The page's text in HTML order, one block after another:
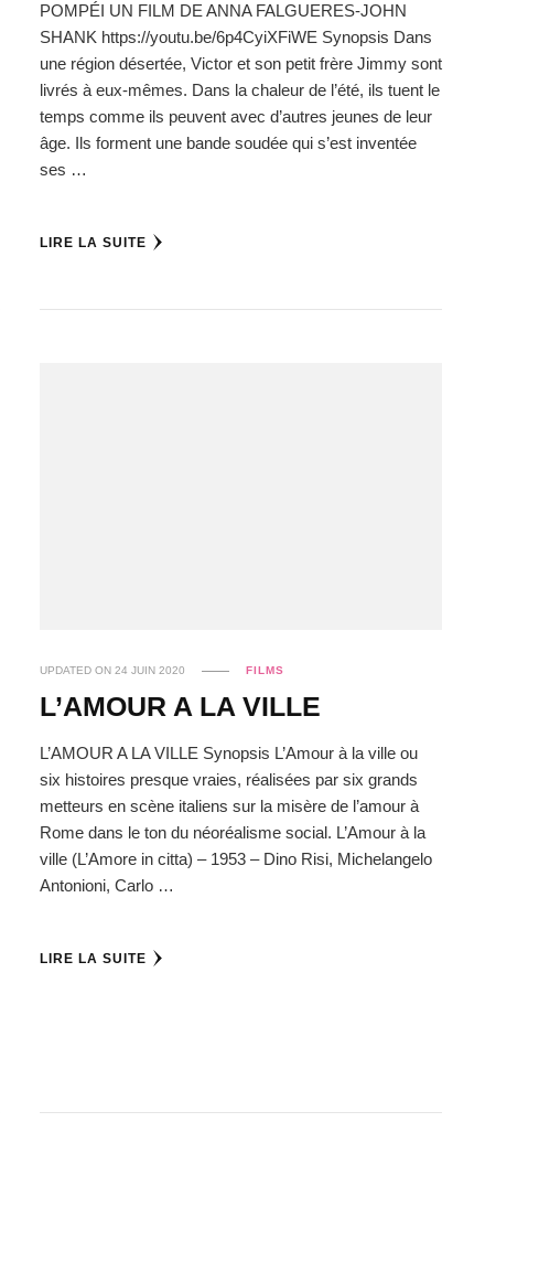
POMPÉI UN FILM DE ANNA FALGUERES-JOHN
SHANK https://youtu.be/6p4CyiXFiWE Synopsis Dans
une région désertée, Victor et son petit frère Jimmy sont
livrés à eux-mêmes. Dans la chaleur de l’été, ils tuent le
temps comme ils peuvent avec d’autres jeunes de leur
âge. Ils forment une bande soudée qui s’est inventée
ses …
LIRE LA SUITE
UPDATED ON 24 JUIN 2020 FILMS
L’AMOUR A LA VILLE
L’AMOUR A LA VILLE Synopsis L’Amour à la ville ou
six histoires presque vraies, réalisées par six grands
metteurs en scène italiens sur la misère de l’amour à
Rome dans le ton du néoréalisme social. L’Amour à la
ville (L’Amore in citta) – 1953 – Dino Risi, Michelangelo
Antonioni, Carlo …
LIRE LA SUITE